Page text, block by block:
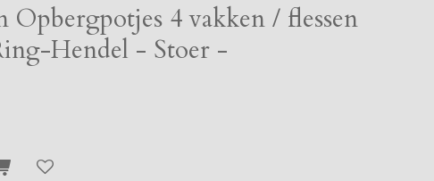
Opbergpotjes 4 vakken / flessen
Hendel - Stoer -